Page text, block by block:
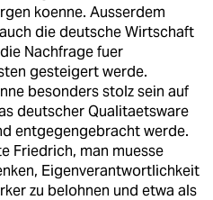
koenne. Ausserdem
die deutsche Wirtschaft
Nachfrage fuer
gesteigert werde.
besonders stolz sein auf
deutscher Qualitaetsware
entgegengebracht werde.
Friedrich, man muesse
Eigenverantwortlichkeit
zu belohnen und etwa als